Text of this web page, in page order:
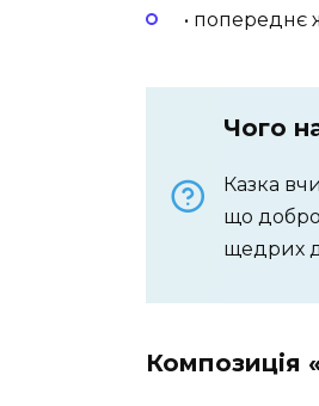
• попереднє
Чого
Казка
що
щедрих
Композиція